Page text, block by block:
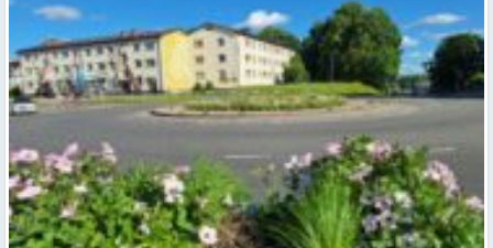
Valmieras puķu dobes un rotācijas apļi 2026.gada vasarā